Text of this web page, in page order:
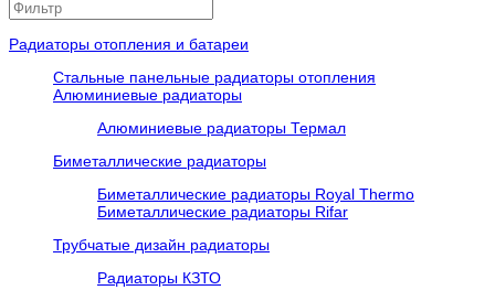
Радиаторы отопления и батареи
Стальные панельные радиаторы отопления
Алюминиевые радиаторы
Алюминиевые радиаторы Термал
Биметаллические радиаторы
Биметаллические радиаторы Royal Thermo
Биметаллические радиаторы Rifar
Трубчатые дизайн радиаторы
Радиаторы КЗТО